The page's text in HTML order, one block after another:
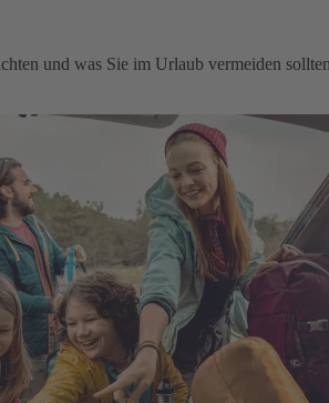
und was Sie im Urlaub vermeiden